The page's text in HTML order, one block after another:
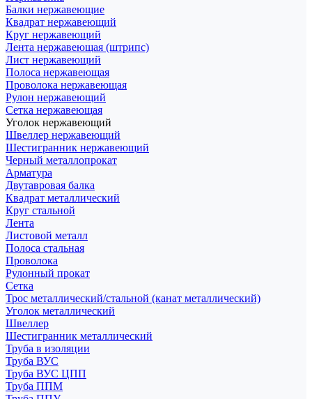
Балки нержавеющие
Квадрат нержавеющий
Круг нержавеющий
Лента нержавеющая (штрипс)
Лист нержавеющий
Полоса нержавеющая
Проволока нержавеющая
Рулон нержавеющий
Сетка нержавеющая
Уголок нержавеющий
Швеллер нержавеющий
Шестигранник нержавеющий
Черный металлопрокат
Арматура
Двутавровая балка
Квадрат металлический
Круг стальной
Лента
Листовой металл
Полоса стальная
Проволока
Рулонный прокат
Сетка
Трос металлический/стальной (канат металлический)
Уголок металлический
Швеллер
Шестигранник металлический
Труба в изоляции
Труба ВУС
Труба ВУС ЦПП
Труба ППМ